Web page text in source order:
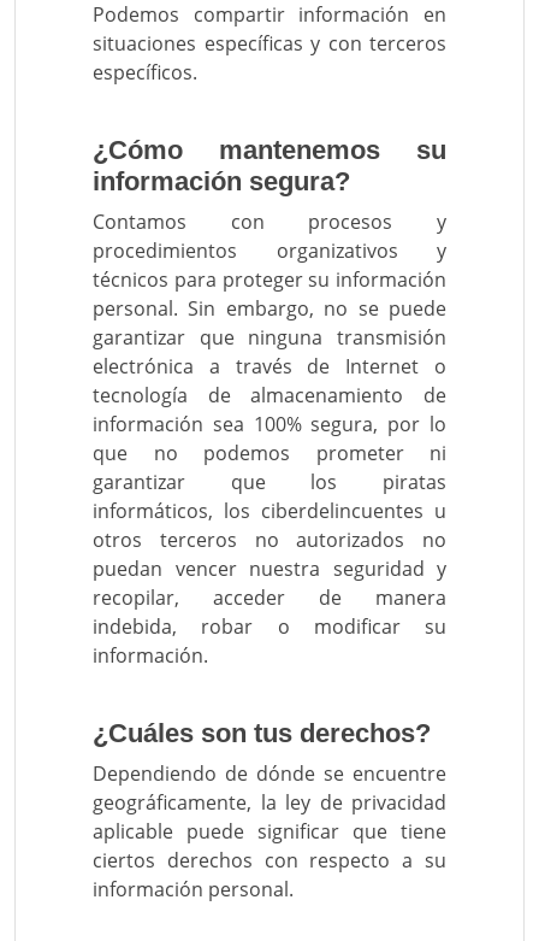
Podemos compartir información en
situaciones específicas y con terceros
específicos.
¿Cómo mantenemos su
información segura?
Contamos con procesos y
procedimientos organizativos y
técnicos para proteger su información
personal. Sin embargo, no se puede
garantizar que ninguna transmisión
electrónica a través de Internet o
tecnología de almacenamiento de
información sea 100% segura, por lo
que no podemos prometer ni
garantizar que los piratas
informáticos, los ciberdelincuentes u
otros terceros no autorizados no
puedan vencer nuestra seguridad y
recopilar, acceder de manera
indebida, robar o modificar su
información.
¿Cuáles son tus derechos?
Dependiendo de dónde se encuentre
geográficamente, la ley de privacidad
aplicable puede significar que tiene
ciertos derechos con respecto a su
información personal.